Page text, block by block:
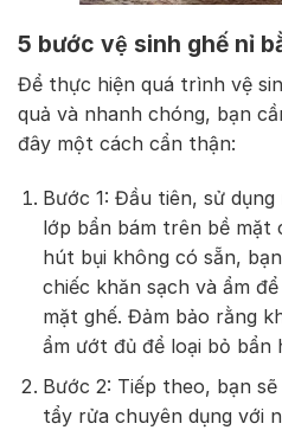
5 bước vệ sinh ghế nỉ
Để thực hiện quá trình vệ
quả và nhanh chóng, bạn
đây một cách cẩn thận:
Bước 1: Đầu tiên, sử
lớp bẩn bám trên bề mặt
hút bụi không có sẵn,
chiếc khăn sạch và ẩm
mặt ghế. Đảm bảo rằng
ẩm ướt đủ để loại bỏ bẩn
Bước 2: Tiếp theo, bạn
tẩy rửa chuyên dụng với